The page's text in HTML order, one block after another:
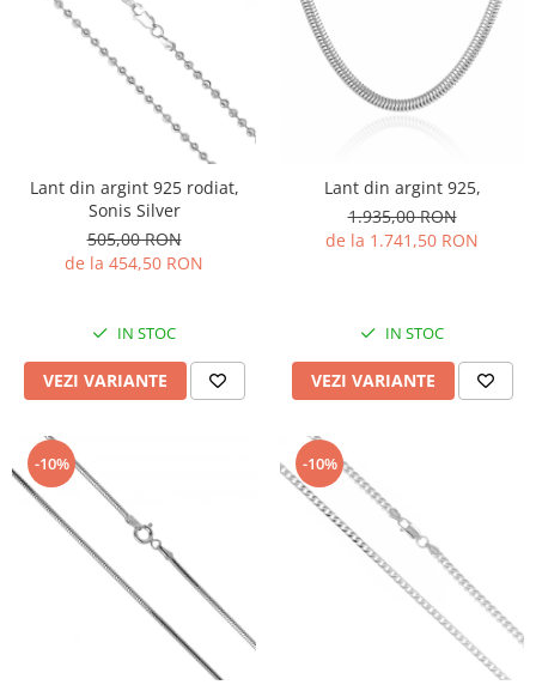
Lant din argint 925 rodiat,
Sonis Silver
505,00 RON
de la 454,50 RON
IN STOC
VEZI VARIANTE
Lant din argint 925,
1.935,00 RON
de la 1.741,50 RON
IN STOC
VEZI VARIANTE
-10% -10%